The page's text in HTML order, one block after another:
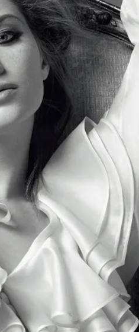
【UV下地】酷暑に頼れる！
2,000円台〜3,000円台の名品3選
｜30代美容ライターが正直レビ
ュー | CLASSY.[クラッシィ]
BEAUTY Aug, 6, 2026
【ヘアアクセ6選】手抜きに見え
ない！アラサーのまとめ髪が垢
抜ける「即戦力アクセ」たち |
CLASSY.[クラッシィ]
Sep, 25, 2025
マルジェラの“レプリカ”に新作
も！注目度急上昇の『フレグラ
ンス』５選 | CLASSY.[クラッシ
ィ]
BEAUTY Aug, 8, 2026
【シャネル】「ココ マドモアゼ
ル クラッシュ アプソリュ」の限
定カフェが登場！世界観に没入
できる体験型イベントが開催 |
CLASSY.[クラッシィ]
Aug, 7, 2026